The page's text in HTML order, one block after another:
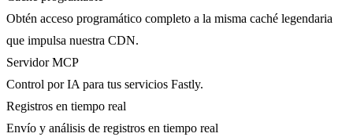
Obtén acceso programático completo a la misma caché legendaria
que impulsa nuestra CDN.
Servidor MCP
Control por IA para tus servicios Fastly.
Registros en tiempo real
Envío y análisis de registros en tiempo real